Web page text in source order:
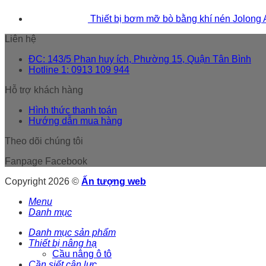
Thiết bị bơm mỡ bò bằng khí nén Jolong
Liên hệ
ĐC: 143/5 Phan huy ích, Phường 15, Quận Tân Bình
Hotline 1: 0913 109 944
Hỗ trợ khách hàng
Hình thức thanh toán
Hướng dẫn mua hàng
Theo dõi chúng tôi
Fanpage Facebook
Copyright 2026 © Ấn tượng web
Menu
Danh mục
Danh mục sản phẩm
Thiết bị nâng hạ
Cầu nâng ô tô